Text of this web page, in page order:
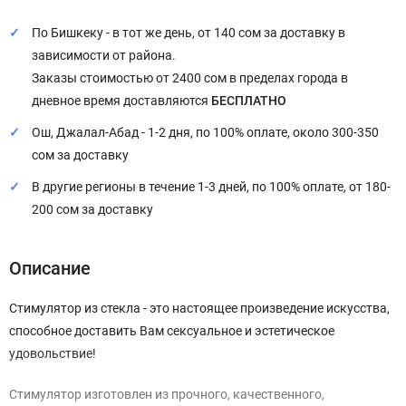
По Бишкеку - в тот же день, от 140 сом за доставку в
зависимости от района.
Заказы стоимостью от 2400 сом в пределах города в
дневное время доставляются БЕСПЛАТНО
Ош, Джалал-Абад - 1-2 дня, по 100% оплате, около 300-350
сом за доставку
В другие регионы в течение 1-3 дней, по 100% оплате, от 180-
200 сом за доставку
Описание
Cтимулятор из стекла - это настоящее произведение искусства,
способное доставить Вам сексуальное и эстетическое
удовольствие!
Стимулятор изготовлен из прочного, качественного,